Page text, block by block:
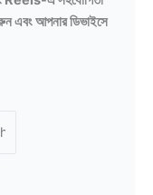
এবং আপনার ডিভাইসে